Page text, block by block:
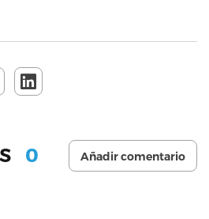
0 Añadir comentario